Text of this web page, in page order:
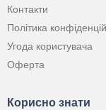
Контакти
Політика
Угода користувача
Оферта
Корисно знати